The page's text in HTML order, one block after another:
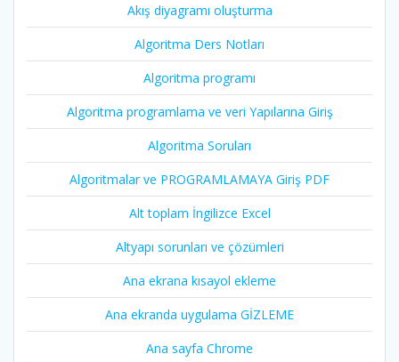
Akış diyagramı oluşturma
Algoritma Ders Notları
Algoritma programı
Algoritma programlama ve veri Yapılarına Giriş
Algoritma Soruları
Algoritmalar ve PROGRAMLAMAYA Giriş PDF
Alt toplam İngilizce Excel
Altyapı sorunları ve çözümleri
Ana ekrana kısayol ekleme
Ana ekranda uygulama GİZLEME
Ana sayfa Chrome